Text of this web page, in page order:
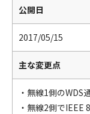
公開日
2017/05/15
主な変更点
・無線1側のWDS
・無線2側でIEEE